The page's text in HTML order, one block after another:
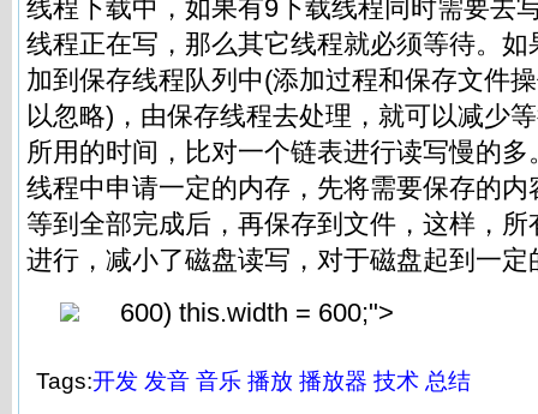
线程下载中，如果有9下载线程同时需要去
线程正在写，那么其它线程就必须等待。
加到保存线程队列中(添加过程和保存文件
以忽略)，由保存线程去处理，就可以减少
所用的时间，比对一个链表进行读写慢的
线程中申请一定的内存，先将需要保存的
等到全部完成后，再保存到文件，这样，
进行，减小了磁盘读写，对于磁盘起到一定
600) this.width = 600;">
Tags:开发 发音 音乐 播放 播放器 技术 总结